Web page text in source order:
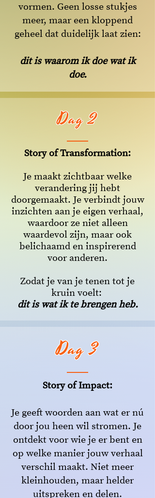
vormen. Geen losse stukjes
meer, maar een kloppend
geheel dat duidelijk laat zien:
dit is waarom ik doe wat ik
doe.
Dag 2
Story of Transformation:
Je maakt zichtbaar welke
verandering jij hebt
doorgemaakt. Je verbindt jouw
inzichten aan je eigen verhaal,
waardoor ze niet alleen
waardevol zijn, maar ook
belichaamd en inspirerend
voor anderen.
Zodat je van je tenen tot je
kruin voelt:
dit is wat ik te brengen heb.
Dag 3
Story of Impact:
Je geeft woorden aan wat er nú
door jou heen wil stromen. Je
ontdekt voor wie je er bent en
op welke manier jouw verhaal
verschil maakt. Niet meer
kleinhouden, maar helder
uitspreken en delen.